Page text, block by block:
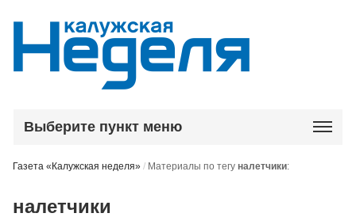
Выберите пункт меню
Газета «Калужская неделя» / Материалы по тегуналетчики:
налетчики